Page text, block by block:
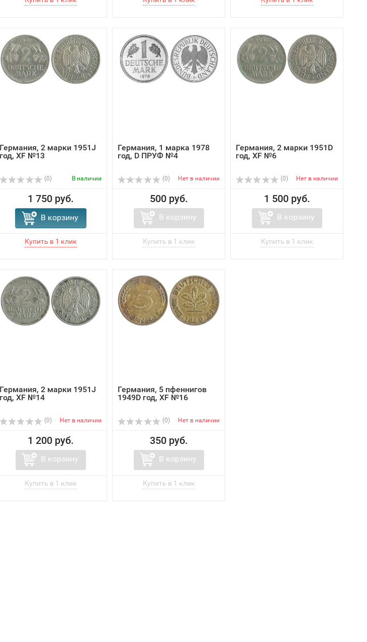
Германия, 2 марки 1951J
год, XF №13
(0) В наличии
1 750 руб.
В корзину
Германия, 1 марка 1978
год, D ПРУФ №4
(0) Нет в наличии
500 руб.
В корзину
Германия, 2 марки 1951D
год, XF №6
(0) Нет в наличии
1 500 руб.
В корзину
Германия, 2 марки 1951J
год, XF №14
(0) Нет в наличии
1 200 руб.
В корзину
Германия, 5 пфеннигов
1949D год, XF №16
(0) Нет в наличии
350 руб.
В корзину